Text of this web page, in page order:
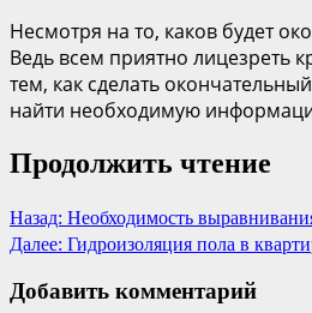
Несмотря на то, каков будет
Ведь всем приятно лицезреть
тем, как сделать
найти необходимую
Продолжить чтение
Назад: Необходимость
Далее: Гидроизоляция пола в
Добавить комментарий